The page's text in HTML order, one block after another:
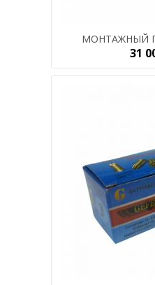
МОНТАЖНЫЙ
31